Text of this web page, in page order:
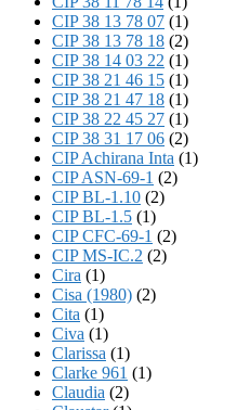
CIP 38 13 78 07 (1)
CIP 38 13 78 18 (2)
CIP 38 14 03 22 (1)
CIP 38 21 46 15 (1)
CIP 38 21 47 18 (1)
CIP 38 22 45 27 (1)
CIP 38 31 17 06 (2)
CIP Achirana Inta (1)
CIP ASN-69-1 (2)
CIP BL-1.10 (2)
CIP BL-1.5 (1)
CIP CFC-69-1 (2)
CIP MS-IC.2 (2)
Cira (1)
Cisa (1980) (2)
Cita (1)
Civa (1)
Clarissa (1)
Clarke 961 (1)
Claudia (2)